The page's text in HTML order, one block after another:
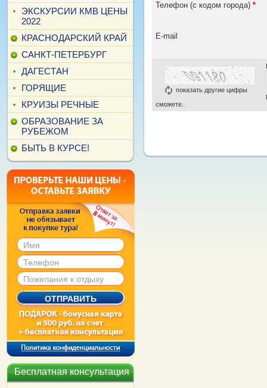
ЭКСКУРСИИ КМВ ЦЕНЫ
2022
КРАСНОДАРСКИЙ КРАЙ
САНКТ-ПЕТЕРБУРГ
ДАГЕСТАН
ГОРЯЩИЕ
КРУИЗЫ РЕЧНЫЕ
ОБРАЗОВАНИЕ ЗА
РУБЕЖОМ
БЫТЬ В КУРСЕ!
Бесплатная консультация
Телефон (с кодом города) *
E-mail
показать другие цифры
сможете.